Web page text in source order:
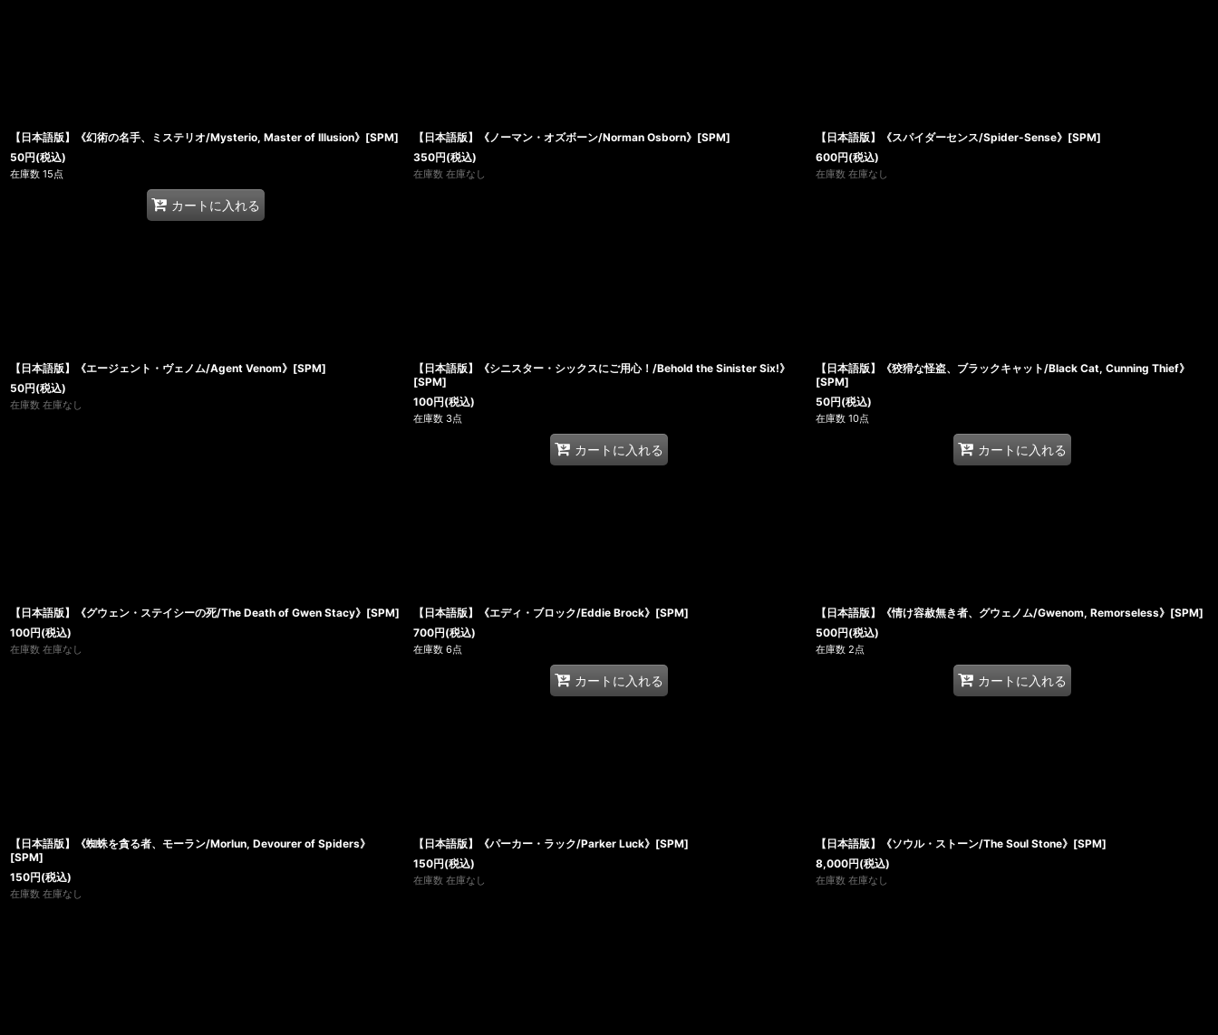
【日本語版】《幻術の名手、ミステリオ/Mysterio, Master of Illusion》[SPM]
50円(税込)
在庫数 15点
カートに入れる
【日本語版】《ノーマン・オズボーン/Norman Osborn》[SPM]
350円(税込)
在庫数 在庫なし
【日本語版】《スパイダーセンス/Spider-Sense》[SPM]
600円(税込)
在庫数 在庫なし
【日本語版】《エージェント・ヴェノム/Agent Venom》[SPM]
50円(税込)
在庫数 在庫なし
【日本語版】《シニスター・シックスにご用心！/Behold the Sinister Six!》
[SPM]
100円(税込)
在庫数 3点
カートに入れる
【日本語版】《狡猾な怪盗、ブラックキャット/Black Cat, Cunning Thief》
[SPM]
50円(税込)
在庫数 10点
カートに入れる
【日本語版】《グウェン・ステイシーの死/The Death of Gwen Stacy》[SPM]
100円(税込)
在庫数 在庫なし
【日本語版】《エディ・ブロック/Eddie Brock》[SPM]
700円(税込)
在庫数 6点
カートに入れる
【日本語版】《情け容赦無き者、グウェノム/Gwenom, Remorseless》[SPM]
500円(税込)
在庫数 2点
カートに入れる
【日本語版】《蜘蛛を貪る者、モーラン/Morlun, Devourer of Spiders》
[SPM]
150円(税込)
在庫数 在庫なし
【日本語版】《パーカー・ラック/Parker Luck》[SPM]
150円(税込)
在庫数 在庫なし
【日本語版】《ソウル・ストーン/The Soul Stone》[SPM]
8,000円(税込)
在庫数 在庫なし